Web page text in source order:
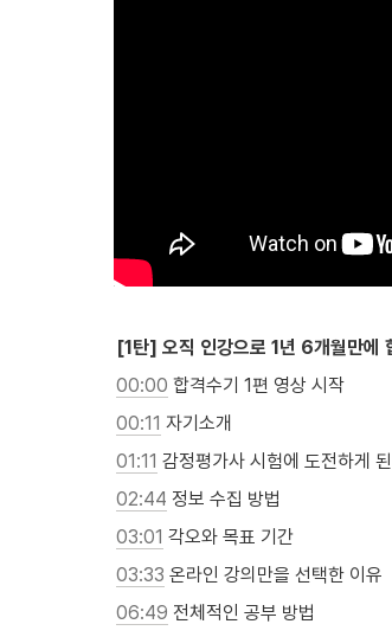
[1탄] 오직 인강으로 1년 6개월만에
00:00 합격수기 1편 영상 시작
00:11 자기소개
01:11 감정평가사 시험에 도전하게 된
02:44 정보 수집 방법
03:01 각오와 목표 기간
03:33 온라인 강의만을 선택한 이유
06:49 전체적인 공부 방법